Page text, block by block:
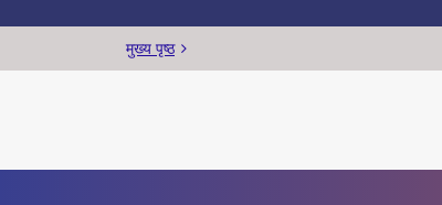
पग चिन्ह
मुख्य पृष्ठ